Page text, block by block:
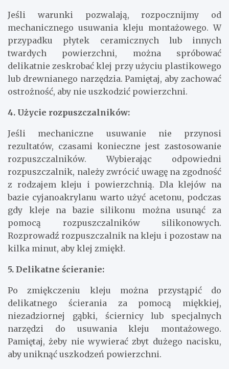
Jeśli warunki pozwalają, rozpocznijmy od
mechanicznego usuwania kleju montażowego. W
przypadku płytek ceramicznych lub innych
twardych powierzchni, można spróbować
delikatnie zeskrobać klej przy użyciu plastikowego
lub drewnianego narzędzia. Pamiętaj, aby zachować
ostrożność, aby nie uszkodzić powierzchni.
4. Użycie rozpuszczalników:
Jeśli mechaniczne usuwanie nie przynosi
rezultatów, czasami konieczne jest zastosowanie
rozpuszczalników. Wybierając odpowiedni
rozpuszczalnik, należy zwrócić uwagę na zgodność
z rodzajem kleju i powierzchnią. Dla klejów na
bazie cyjanoakrylanu warto użyć acetonu, podczas
gdy kleje na bazie silikonu można usunąć za
pomocą rozpuszczalników silikonowych.
Rozprowadź rozpuszczalnik na kleju i pozostaw na
kilka minut, aby klej zmiękł.
5. Delikatne ścieranie:
Po zmiękczeniu kleju można przystąpić do
delikatnego ścierania za pomocą miękkiej,
niezadziornej gąbki, ściernicy lub specjalnych
narzędzi do usuwania kleju montażowego.
Pamiętaj, żeby nie wywierać zbyt dużego nacisku,
aby uniknąć uszkodzeń powierzchni.